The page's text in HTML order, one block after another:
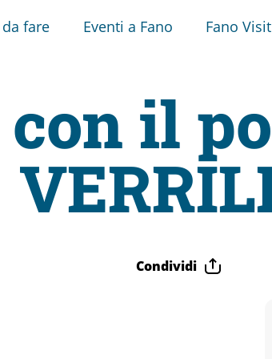
da fare Eventi a Fano Fano
il
Condividi